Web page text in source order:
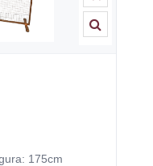
175cm